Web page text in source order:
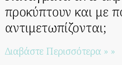
προκύπτουν και με
αντιμετωπίζονται;
Διαβάστε Περισσότερα » »